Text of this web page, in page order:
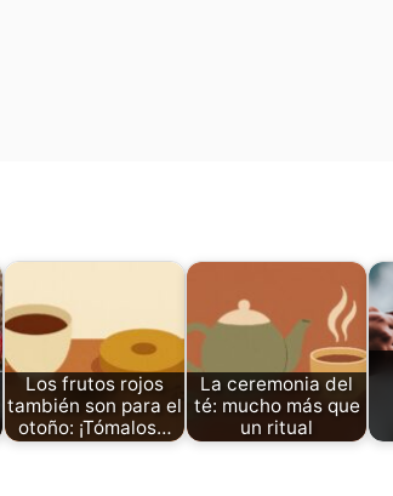
Los frutos rojos
también son para el
otoño: ¡Tómalos…
La ceremonia del
té: mucho más que
un ritual